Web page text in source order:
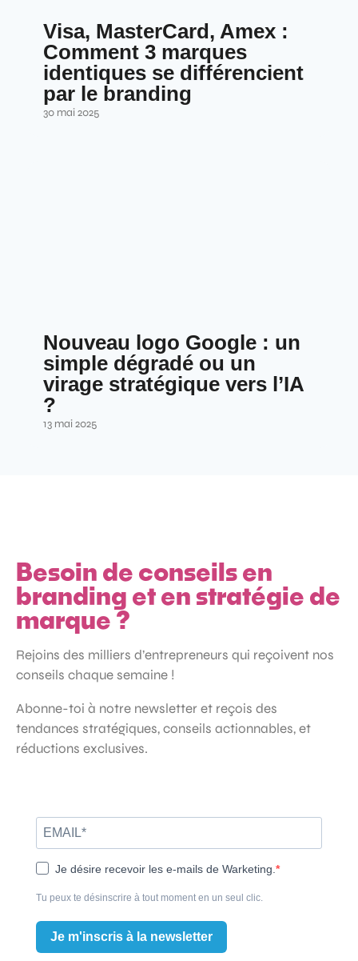
Visa, MasterCard, Amex :
Comment 3 marques
identiques se différencient
par le branding
30 mai 2025
Nouveau logo Google : un
simple dégradé ou un
virage stratégique vers l’IA
?
13 mai 2025
Besoin de conseils en
branding et en stratégie de
marque ?
Rejoins des milliers d’entrepreneurs qui reçoivent nos
conseils chaque semaine !
Abonne-toi à notre newsletter et reçois des
tendances stratégiques, conseils actionnables, et
réductions exclusives.
Je désire recevoir les e-mails de Warketing.
Tu peux te désinscrire à tout moment en un seul clic.
Je m'inscris à la newsletter